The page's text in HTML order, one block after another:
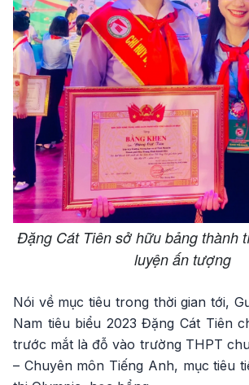
Đặng Cát Tiên sở hữu bảng thành
luyện ấn tượng
Nói về mục tiêu trong thời gian tới,
Nam tiêu biểu 2023 Đặng Cát Tiên
trước mắt là đỗ vào trường THPT
– Chuyên môn Tiếng Anh, mục tiêu